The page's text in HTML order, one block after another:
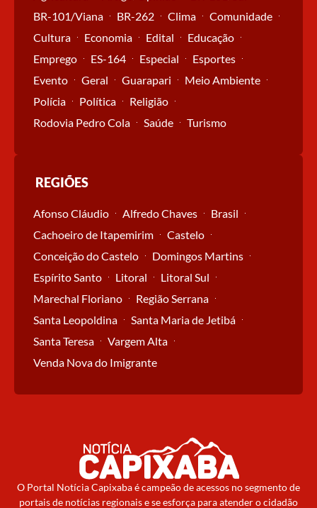
BR-101/Viana
BR-262 Clima
Comunidade
Cultura
Economia Edital
Educação
Emprego
ES-164 Especial
Esportes
Evento
Geral Guarapari
Meio Ambiente
Polícia
Política
Religião
Rodovia Pedro Cola
Saúde Turismo
REGIÕES
Afonso Cláudio Alfredo Chaves
Brasil
Cachoeiro de Itapemirim
Castelo
Conceição do Castelo
Domingos Martins
Espírito Santo
Litoral
Litoral Sul
Marechal Floriano
Região Serrana
Santa Leopoldina
Santa Maria de Jetibá
Santa Teresa
Vargem Alta
Venda Nova do Imigrante
O Portal Notícia Capixaba é campeão de acessos no segmento de
portais de notícias regionais e se esforça para atender o cidadão